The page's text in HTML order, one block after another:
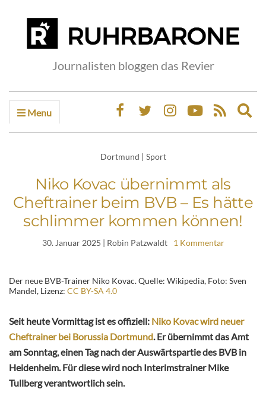
Journalisten bloggen das Revier
Menu
Dortmund | Sport
Niko Kovac übernimmt als
Cheftrainer beim BVB – Es hätte
schlimmer kommen können!
30. Januar 2025 | Robin Patzwaldt 1 Kommentar
Der neue BVB-Trainer Niko Kovac. Quelle: Wikipedia, Foto: Sven
Mandel, Lizenz: CC BY-SA 4.0
Seit heute Vormittag ist es offiziell: Niko Kovac wird neuer
Cheftrainer bei Borussia Dortmund. Er übernimmt das Amt
am Sonntag, einen Tag nach der Auswärtspartie des BVB in
Heidenheim. Für diese wird noch Interimstrainer Mike
Tullberg verantwortlich sein.